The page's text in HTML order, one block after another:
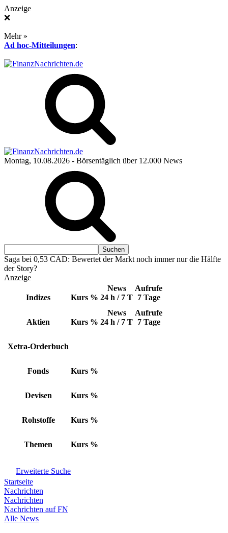
Anzeige
❌
Mehr »
Ad hoc-Mitteilungen:
Montag, 10.08.2026 - Börsentäglich über 12.000 News
Saga bei 0,53 CAD: Bewertet der Markt noch immer nur die Hälfte
der Story?
Anzeige
Indizes Kurs %
News
24 h / 7 T
Aufrufe
7 Tage
Aktien Kurs %
News
24 h / 7 T
Aufrufe
7 Tage
Xetra-Orderbuch
Fonds Kurs %
Devisen Kurs %
Rohstoffe Kurs %
Themen Kurs %
Erweiterte Suche
Startseite
Nachrichten
Nachrichten
Nachrichten auf FN
Alle News